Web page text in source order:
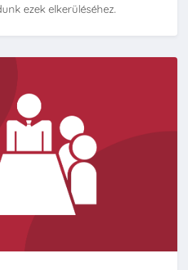
ezek elkerüléséhez.